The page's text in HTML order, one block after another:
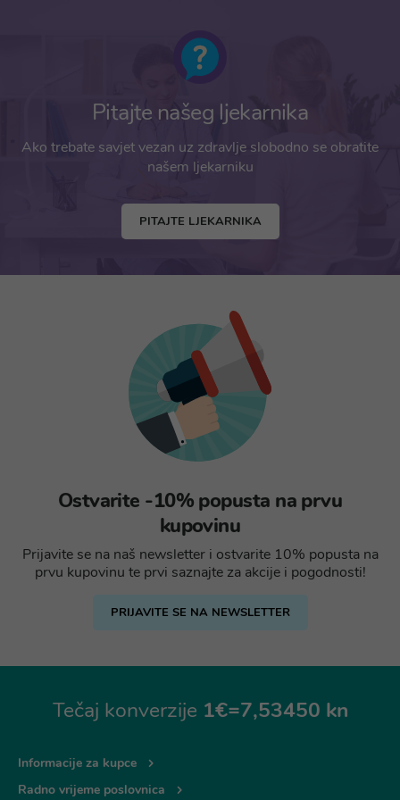
Pitajte našeg ljekarnika
Ako trebate savjet vezan uz zdravlje slobodno se obratite
našem ljekarniku
PITAJTE LJEKARNIKA
Ostvarite -10% popusta na prvu
kupovinu
Prijavite se na naš newsletter i ostvarite 10% popusta na
prvu kupovinu te prvi saznajte za akcije i pogodnosti!
PRIJAVITE SE NA NEWSLETTER
Tečaj konverzije 1€=7,53450 kn
Informacije za kupce
Radno vrijeme poslovnica